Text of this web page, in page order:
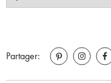
Partager: